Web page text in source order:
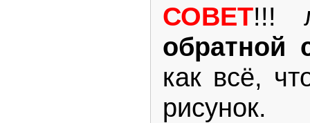
СОВЕТ!!!
обратной
как всё,
рисунок.